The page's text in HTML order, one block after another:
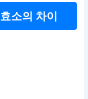
소의 차이